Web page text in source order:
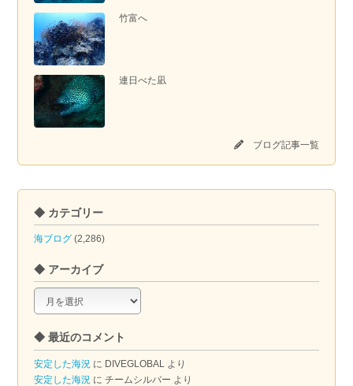
竹富へ
連日べた凪
ブログ記事一覧
◆ カテゴリー
海ブログ (2,286)
◆ アーカイブ
ア
カ
イ
ブ
◆ 最近のコメント
安定した海況 に DIVEGLOBAL
より
安定した海況 にチームシルバー より